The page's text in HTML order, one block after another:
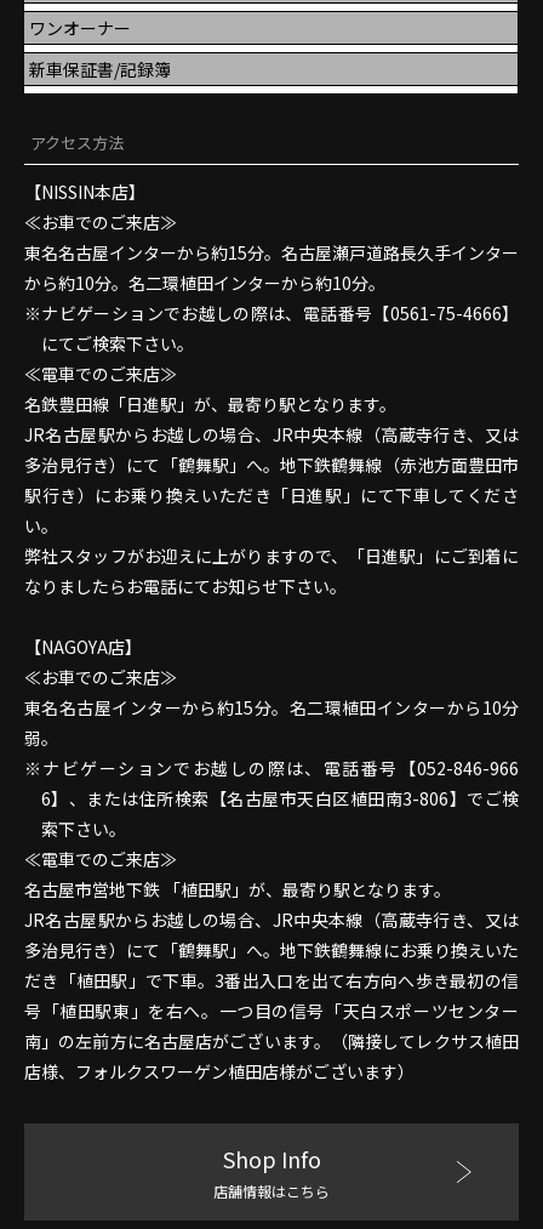
ワンオーナー
新車保証書/記録簿
アクセス方法
【NISSIN本店】
≪お車でのご来店≫
東名名古屋インターから約15分。名古屋瀬戸道路長久手インター
から約10分。名二環植田インターから約10分。
ナビゲーションでお越しの際は、電話番号【0561-75-4666】
にてご検索下さい。
≪電車でのご来店≫
名鉄豊田線「日進駅」が、最寄り駅となります。
JR名古屋駅からお越しの場合、JR中央本線（高蔵寺行き、又は
多治見行き）にて「鶴舞駅」へ。地下鉄鶴舞線（赤池方面豊田市
駅行き）にお乗り換えいただき「日進駅」にて下車してくださ
い。
弊社スタッフがお迎えに上がりますので、「日進駅」にご到着に
なりましたらお電話にてお知らせ下さい。
【NAGOYA店】
≪お車でのご来店≫
東名名古屋インターから約15分。名二環植田インターから10分
弱。
ナビゲーションでお越しの際は、電話番号【052-846-966
6】、または住所検索【名古屋市天白区植田南3-806】でご検
索下さい。
≪電車でのご来店≫
名古屋市営地下鉄 「植田駅」が、最寄り駅となります。
JR名古屋駅からお越しの場合、JR中央本線（高蔵寺行き、又は
多治見行き）にて「鶴舞駅」へ。地下鉄鶴舞線にお乗り換えいた
だき「植田駅」で下車。3番出入口を出て右方向へ歩き最初の信
号「植田駅東」を右へ。一つ目の信号「天白スポーツセンター
南」の左前方に名古屋店がございます。（隣接してレクサス植田
店様、フォルクスワーゲン植田店様がございます）
Shop Info
店舗情報はこちら